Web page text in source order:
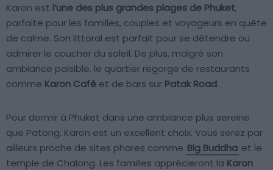
Karon est l’une des plus grandes plages de Phuket,
parfaite pour les familles, couples et voyageurs en quête
de calme. Son littoral est parfait pour se détendre ou
admirer le coucher du soleil. De plus, malgré son
ambiance paisible, le quartier regorge de restaurants
comme Karon Café et de bars sur Patak Road.
Pour dormir à Phuket dans une ambiance plus sereine
que Patong, Karon est un excellent choix. Vous serez par
ailleurs proche de sites phares comme Big Buddha et le
temple de Chalong. Les familles apprécieront la Karon